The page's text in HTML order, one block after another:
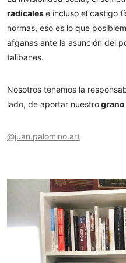
radicalese incluso el castigo
normas, eso es lo que
afganas ante la asunción del
talibanes.
Nosotros tenemos la
lado, de aportar nuestrograno
@juan.palomino.art